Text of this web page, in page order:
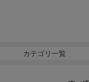
カテゴリ一覧